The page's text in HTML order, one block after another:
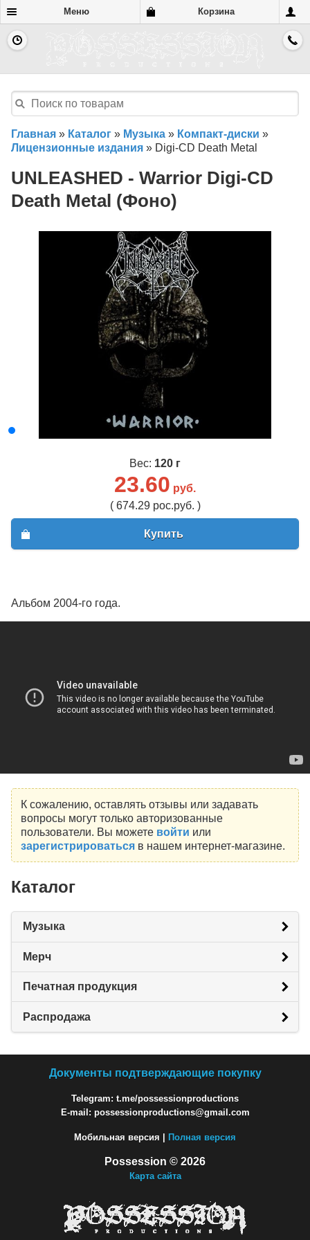
Меню Корзина
Главная » Каталог » Музыка » Компакт-диски »
Лицензионные издания » Digi-CD Death Metal
UNLEASHED - Warrior Digi-CD
Death Metal (Фоно)
Вес: 120 г
23.60 руб.
( 674.29 рос.руб. )
Купить
Альбом 2004-го года.
К сожалению, оставлять отзывы или задавать
вопросы могут только авторизованные
пользователи. Вы можете войти или
зарегистрироватьсяв нашем интернет-магазине.
Каталог
Музыка
Мерч
Печатная продукция
Распродажа
Документы подтверждающие покупку
Telegram: t.me/possessionproductions
E-mail: possessionproductions@gmail.com
Мобильная версия | Полная версия
Possession © 2026
Карта сайта